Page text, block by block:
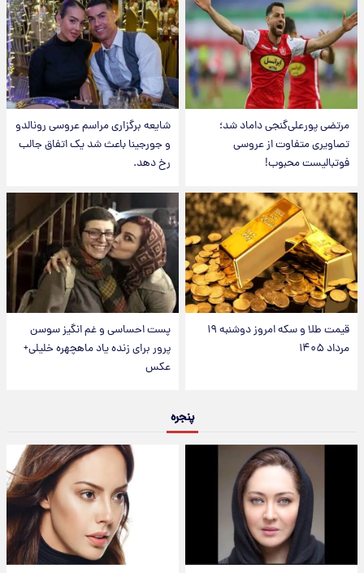
مرتضی پورعلی‌گنجی داماد شد؛
تصاویری متفاوت از عروسی
فوتبالیست محبوب!
شایعه برگزاری مراسم عروسی رونالدو
و جورجینا باعث شد یک اتفاق جالب
رخ دهد.
قیمت طلا و سکه امروز دوشنبه ۱۹
مرداد ۱۴۰۵
پست احساسی و غم انگیز سوسن
پرور برای زنده یاد ماهچهره خلیلی+
عکس
پنجره